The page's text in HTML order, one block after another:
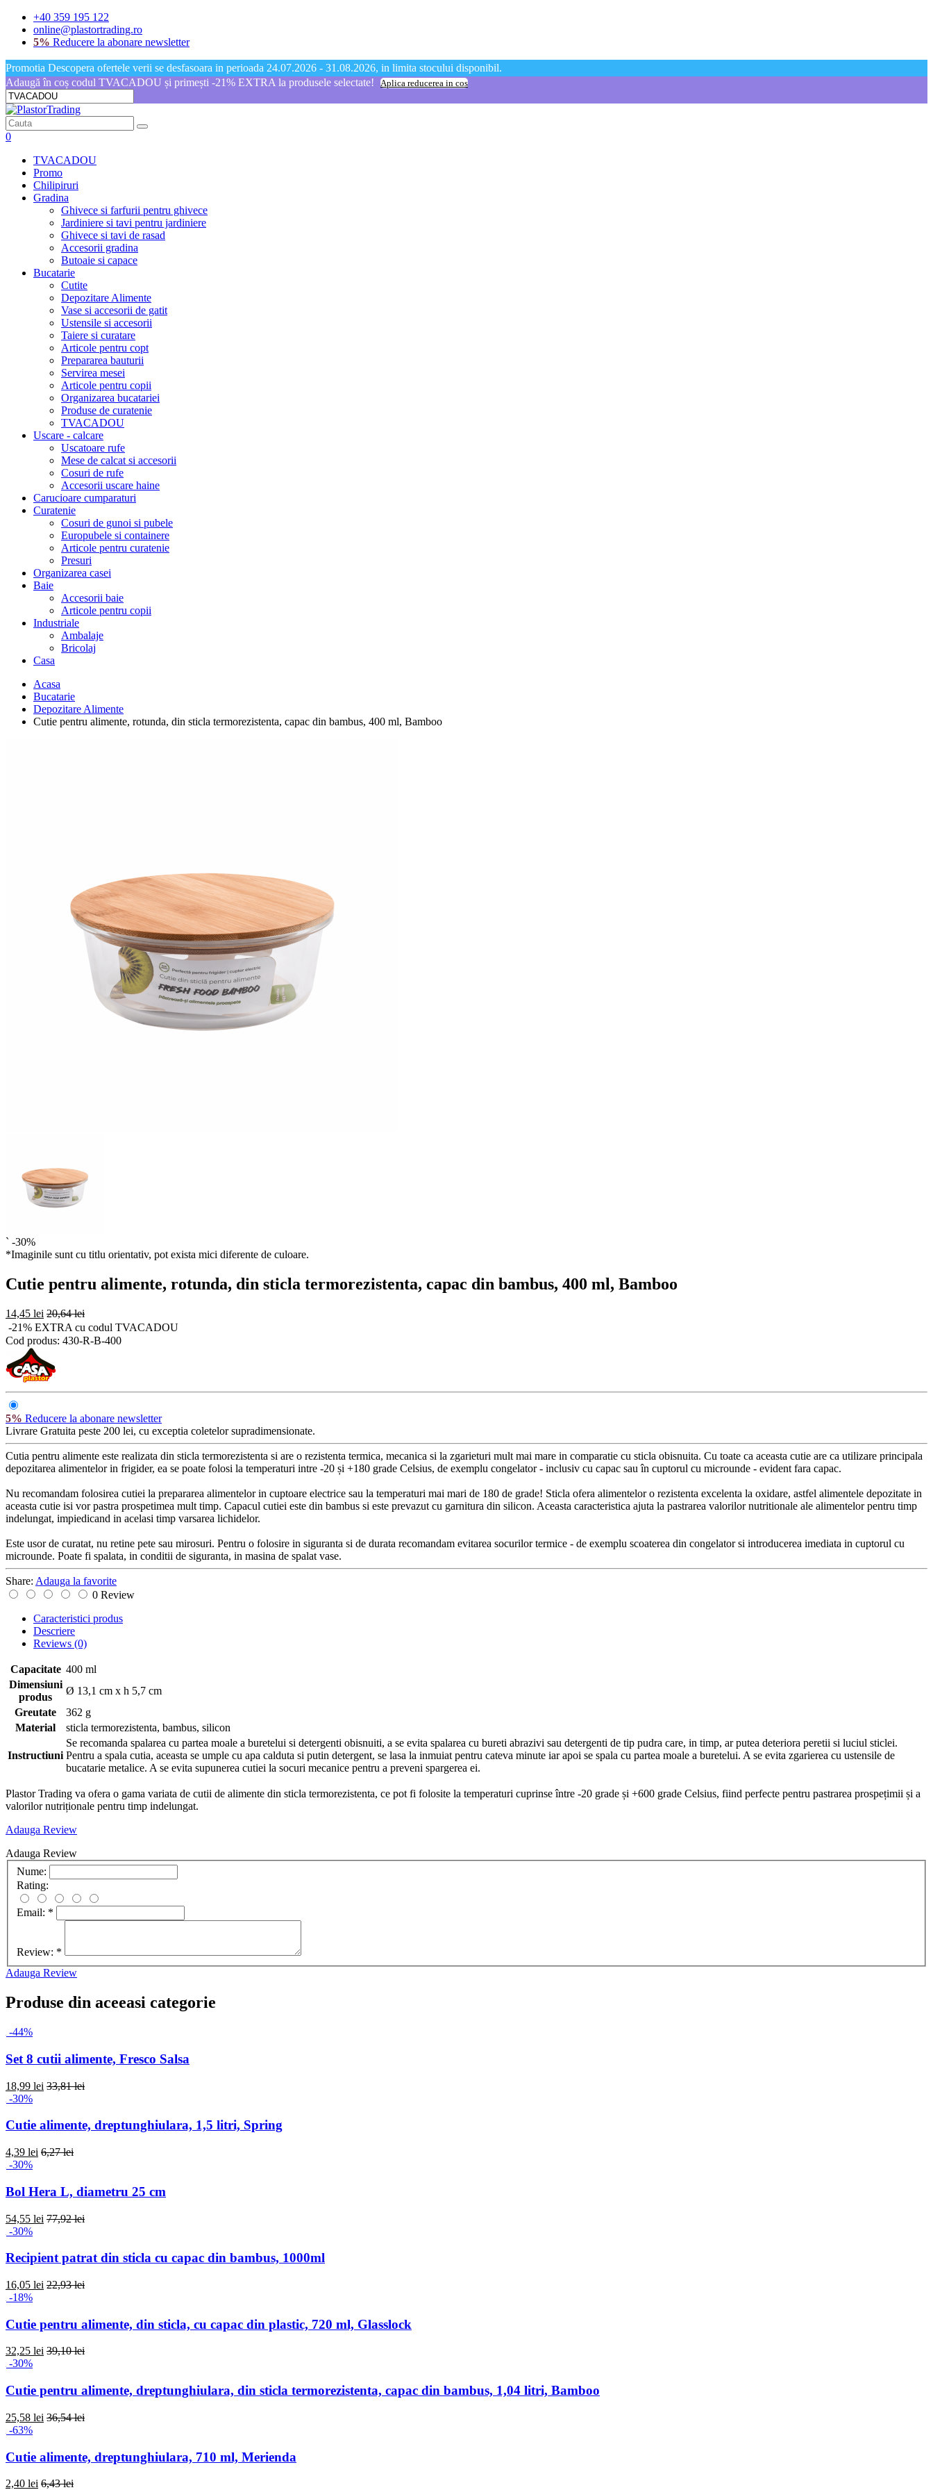
+40 359 195 122
online@plastortrading.ro
5% Reducere la abonare newsletter
Promotia Descopera ofertele verii se desfasoara in perioada 24.07.2026 - 31.08.2026, in limita stocului disponibil.
Adaugă în coș codul TVACADOU și primești -21% EXTRA la produsele selectate!
Aplica reducerea in cos
0
TVACADOU
Promo
Chilipiruri
Gradina
Ghivece si farfurii pentru ghivece
Jardiniere si tavi pentru jardiniere
Ghivece si tavi de rasad
Accesorii gradina
Butoaie si capace
Bucatarie
Cutite
Depozitare Alimente
Vase si accesorii de gatit
Ustensile si accesorii
Taiere si curatare
Articole pentru copt
Prepararea bauturii
Servirea mesei
Articole pentru copii
Organizarea bucatariei
Produse de curatenie
TVACADOU
Uscare - calcare
Uscatoare rufe
Mese de calcat si accesorii
Cosuri de rufe
Accesorii uscare haine
Carucioare cumparaturi
Curatenie
Cosuri de gunoi si pubele
Europubele si containere
Articole pentru curatenie
Presuri
Organizarea casei
Baie
Accesorii baie
Articole pentru copii
Industriale
Ambalaje
Bricolaj
Casa
Acasa
Bucatarie
Depozitare Alimente
Cutie pentru alimente, rotunda, din sticla termorezistenta, capac din bambus, 400 ml, Bamboo
` -30%
*Imaginile sunt cu titlu orientativ, pot exista mici diferente de culoare.
Cutie pentru alimente, rotunda, din sticla termorezistenta, capac din bambus, 400 ml, Bamboo
14,45 lei 20,64 lei
-21% EXTRA cu codul TVACADOU
Cod produs: 430-R-B-400
5% Reducere la abonare newsletter
Livrare Gratuita peste 200 lei, cu exceptia coletelor supradimensionate.
Cutia pentru alimente este realizata din sticla termorezistenta si are o rezistenta termica, mecanica si la zgarieturi mult mai mare in comparatie cu sticla obisnuita. Cu toate ca aceasta cutie are ca utilizare principala
depozitarea alimentelor in frigider, ea se poate folosi la temperaturi intre -20 și +180 grade Celsius, de exemplu congelator - inclusiv cu capac sau în cuptorul cu microunde - evident fara capac.
Nu recomandam folosirea cutiei la prepararea alimentelor in cuptoare electrice sau la temperaturi mai mari de 180 de grade! Sticla ofera alimentelor o rezistenta excelenta la oxidare, astfel alimentele depozitate in
aceasta cutie isi vor pastra prospetimea mult timp. Capacul cutiei este din bambus si este prevazut cu garnitura din silicon. Aceasta caracteristica ajuta la pastrarea valorilor nutritionale ale alimentelor pentru timp
indelungat, impiedicand in acelasi timp varsarea lichidelor.
Este usor de curatat, nu retine pete sau mirosuri. Pentru o folosire in siguranta si de durata recomandam evitarea socurilor termice - de exemplu scoaterea din congelator si introducerea imediata in cuptorul cu
microunde. Poate fi spalata, in conditii de siguranta, in masina de spalat vase.
Share: Adauga la favorite
0 Review
Caracteristici produs
Descriere
Reviews (0)
Capacitate 400 ml
Dimensiuni
produs
Ø 13,1 cm x h 5,7 cm
Greutate
362 g
Material
sticla termorezistenta, bambus, silicon
Instructiuni
Se recomanda spalarea cu partea moale a buretelui si detergenti obisnuiti, a se evita spalarea cu bureti abrazivi sau detergenti de tip pudra care, in timp, ar putea deteriora peretii si luciul sticlei.
Pentru a spala cutia, aceasta se umple cu apa calduta si putin detergent, se lasa la inmuiat pentru cateva minute iar apoi se spala cu partea moale a buretelui. A se evita zgarierea cu ustensile de
bucatarie metalice. A se evita supunerea cutiei la socuri mecanice pentru a preveni spargerea ei.
Plastor Trading va ofera o gama variata de cutii de alimente din sticla termorezistenta, ce pot fi folosite la temperaturi cuprinse între -20 grade și +600 grade Celsius, fiind perfecte pentru pastrarea prospețimii și a
valorilor nutriționale pentru timp indelungat.
Adauga Review
Adauga Review
Nume:
Rating:
Email: *
Review: *
Adauga Review
Produse din aceeasi categorie
-44%
Set 8 cutii alimente, Fresco Salsa
18,99 lei 33,81 lei
-30%
Cutie alimente, dreptunghiulara, 1,5 litri, Spring
4,39 lei 6,27 lei
-30%
Bol Hera L, diametru 25 cm
54,55 lei 77,92 lei
-30%
Recipient patrat din sticla cu capac din bambus, 1000ml
16,05 lei 22,93 lei
-18%
Cutie pentru alimente, din sticla, cu capac din plastic, 720 ml, Glasslock
32,25 lei 39,10 lei
-30%
Cutie pentru alimente, dreptunghiulara, din sticla termorezistenta, capac din bambus, 1,04 litri, Bamboo
25,58 lei 36,54 lei
-63%
Cutie alimente, dreptunghiulara, 710 ml, Merienda
2,40 lei 6,43 lei